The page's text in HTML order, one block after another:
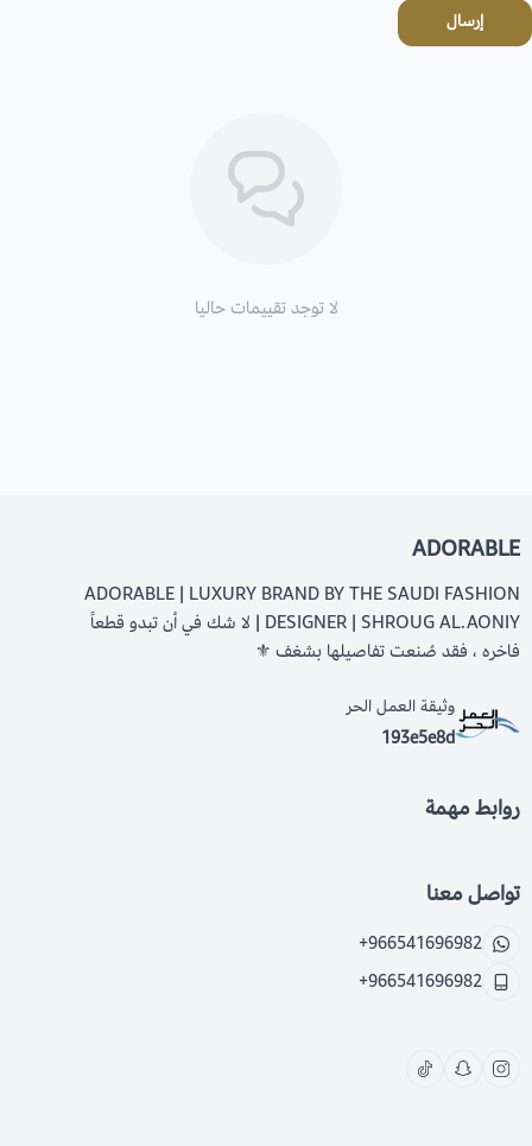
إرسال
لا توجد تقييمات حاليا
ADORABLE
ADORABLE | LUXURY BRAND BY THE SAUDI FASHION
DESIGNER | SHROUG AL.AONIY | لا شك في أن تبدو قطعاً
فاخره ، فقد صُنعت تفاصيلها بشغف ⚜️
وثيقة العمل الحر
193e5e8d
روابط مهمة
تواصل معنا
+966541696982
+966541696982